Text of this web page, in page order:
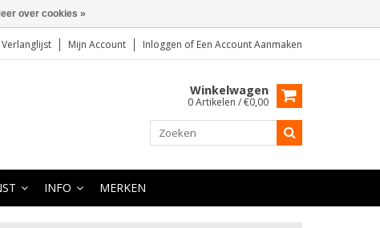
Verlanglijst Mijn Account Inloggen of Een Account Aanmaken
Winkelwagen
0 Artikelen / €0,00
INFO MERKEN
over cookies »